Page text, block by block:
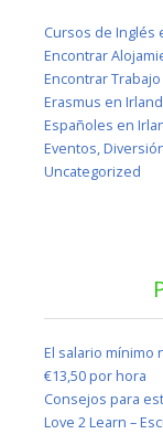
Cursos de Inglés
Encontrar
Encontrar Trabajo
Erasmus en
Españoles en
Eventos,
Uncategorized
El salario mínimo
€13,50 por hora
Consejos para
Love 2 Learn –